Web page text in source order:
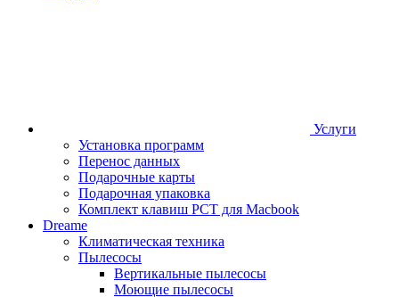
Услуги
Установка программ
Перенос данных
Подарочные карты
Подарочная упаковка
Комплект клавиш РСТ для Macbook
Dreame
Климатическая техника
Пылесосы
Вертикальные пылесосы
Моющие пылесосы